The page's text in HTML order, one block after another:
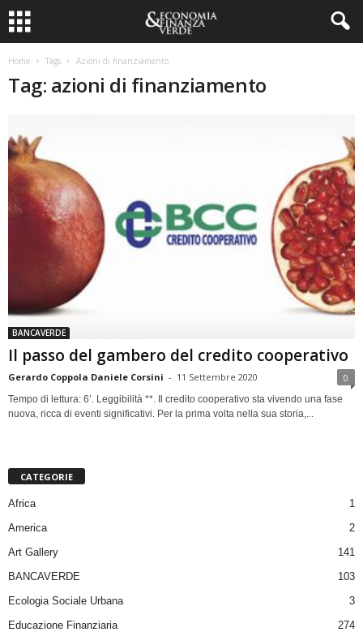
Home Tags Azioni di finanziamento
Tag: azioni di finanziamento
BANCAVERDE
Il passo del gambero del credito cooperativo
Gerardo Coppola Daniele Corsini - 11 Settembre 2020 0
Tempo di lettura: 6’. Leggibilità **. Il credito cooperativo sta vivendo una fase
nuova, ricca di eventi significativi. Per la prima volta nella sua storia,...
CATEGORIE
Africa
1
America
2
Art Gallery
141
BANCAVERDE
103
Ecologia Sociale Urbana
3
Educazione Finanziaria
274